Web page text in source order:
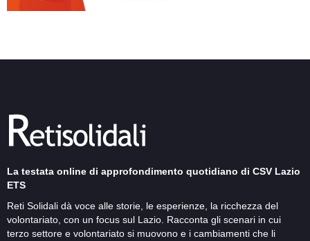
La testata online di approfondimento quotidiano di CSV Lazio
ETS
Reti Solidali dà voce alle storie, le esperienze, la ricchezza del
volontariato, con un focus sul Lazio. Racconta gli scenari in cui
terzo settore e volontariato si muovono e i cambiamenti che li